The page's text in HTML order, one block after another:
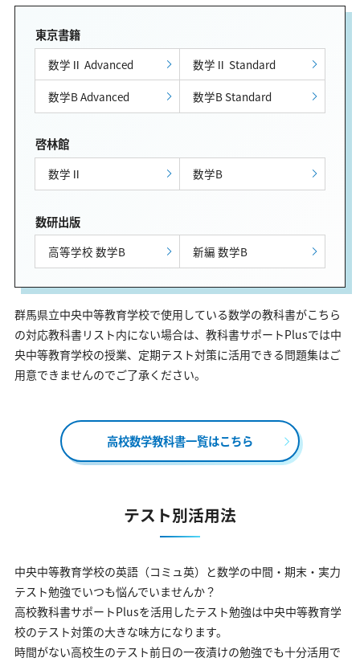
東京書籍
数学Ⅱ Advanced
数学Ⅱ Standard
数学B Advanced
数学B Standard
啓林館
数学Ⅱ 数学B
数研出版
高等学校 数学B 新編 数学B
群馬県立中央中等教育学校で使用している数学の教科書がこちら
の対応教科書リスト内にない場合は、教科書サポートPlusでは中
央中等教育学校の授業、定期テスト対策に活用できる問題集はご
用意できませんのでご了承ください。
高校数学教科書一覧はこちら
テスト別活用法
中央中等教育学校の英語（コミュ英）と数学の中間・期末・実力
テスト勉強でいつも悩んでいませんか？
高校教科書サポートPlusを活用したテスト勉強は中央中等教育学
校のテスト対策の大きな味方になります。
時間がない高校生のテスト前日の一夜漬けの勉強でも十分活用で